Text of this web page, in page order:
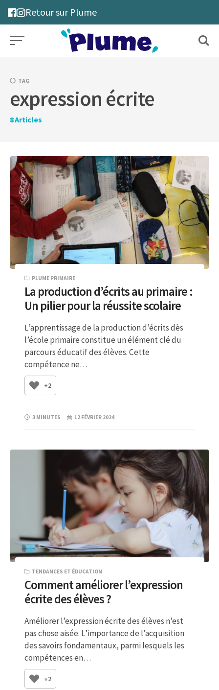
Skip
to
content
Retour sur Plume
TAG
expression écrite
8Articles
PLUME PRIMAIRE
La production d’écrits au primaire :
Un pilier pour la réussite scolaire
L’apprentissage de la production d’écrits dès
l’école primaire constitue un élément clé du
parcours éducatif des élèves. Cette
compétence ne…
+2
3 MINUTES 12 FÉVRIER 2024
TENDANCES ET ÉDUCATION
Comment améliorer l’expression
écrite des élèves ?
Améliorer l’expression écrite des élèves n’est
pas chose aisée. L’importance de l’acquisition
des savoirs fondamentaux, parmi lesquels les
compétences en…
+2